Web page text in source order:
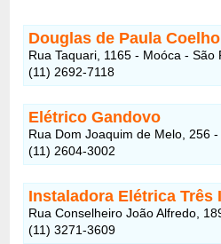
Douglas de Paula Coelho
Rua Taquari, 1165 - Moóca - São
(11) 2692-7118
Elétrico Gandovo
Rua Dom Joaquim de Melo, 256
(11) 2604-3002
Instaladora Elétrica Três
Rua Conselheiro João Alfredo,
(11) 3271-3609